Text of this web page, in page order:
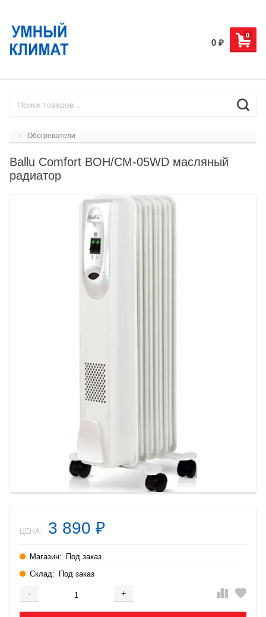
0
0 ₽
Обогреватели
Ballu Comfort BOH/CM-05WD масляный
радиатор
ЦЕНА: 3 890 ₽
Магазин:
Под заказ
Склад:
Под заказ
- +
Добавляется...
Добавлен